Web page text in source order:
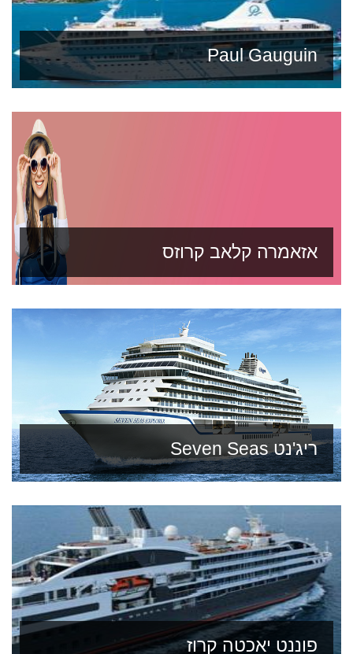
Paul Gauguin
אזאמרה קלאב קרוזס
ריג'נט Seven Seas
פוננט יאכטה קרוז